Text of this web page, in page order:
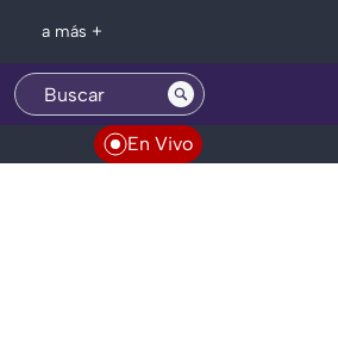
a más +
En Vivo